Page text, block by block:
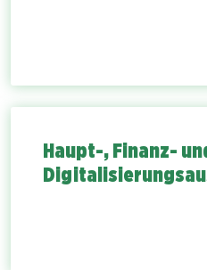
Haupt-, Finanz-